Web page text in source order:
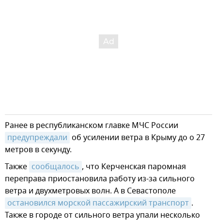
Ранее в республиканском главке МЧС России
предупреждали об усилении ветра в Крыму до о 27
метров в секунду.
Также сообщалось , что Керченская паромная
переправа приостановила работу из-за сильного
ветра и двухметровых волн. А в Севастополе
остановился морской пассажирский транспорт .
Также в городе от сильного ветра упали несколько